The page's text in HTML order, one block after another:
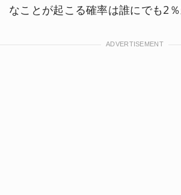
なことが起こる確率は誰にでも2％